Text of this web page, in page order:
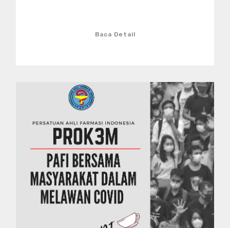
Baca Detail